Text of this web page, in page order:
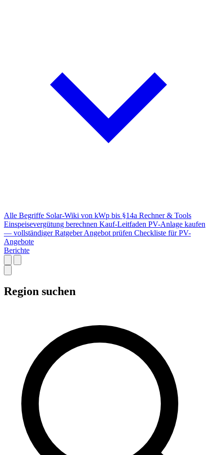
Alle Begriffe Solar-Wiki von kWp bis §14a Rechner & Tools
Einspeisevergütung berechnen Kauf-Leitfaden PV-Anlage kaufen
— vollständiger Ratgeber Angebot prüfen Checkliste für PV-
Angebote
Berichte
Region suchen